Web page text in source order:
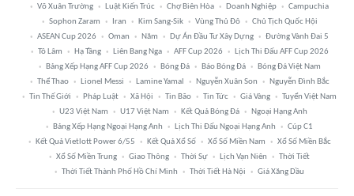
Võ Xuân Trường
Luật Kiến Trúc Chợ Biên Hòa Doanh Nghiệp
Campuchia
Sophon Zaram
Iran Kim Sang-Sik Vùng Thủ Đô
Chủ Tịch Quốc Hội
ASEAN Cup 2026
Oman Năm Dự Án Đầu Tư Xây Dựng
Đường Vành Đai 5
Tô Lâm
Hạ Tầng Liên Bang Nga AFF Cup 2026
Lịch Thi Đấu AFF Cup 2026
Bảng Xếp Hạng AFF Cup 2026
Bóng Đá Báo Bóng Đá
Bóng Đá Việt Nam
Thể Thao
Lionel Messi Lamine Yamal Nguyễn Xuân Son
Nguyễn Đình Bắc
Tin Thế Giới
Pháp Luật Xã Hội Tin Bão Tin Tức Giá Vàng
Tuyển Việt Nam
U23 Việt Nam
U17 Việt Nam Kết Quả Bóng Đá
Ngoại Hạng Anh
Bảng Xếp Hạng Ngoại Hạng Anh
Lịch Thi Đấu Ngoại Hạng Anh
Cúp C1
Kết Quả Vietlott Power 6/55
Kết Quả Xổ Số Xổ Số Miền Nam
Xổ Số Miền Bắc
Xổ Số Miền Trung
Giao Thông Thời Sự Lịch Vạn Niên
Thời Tiết
Thời Tiết Thành Phố Hồ Chí Minh
Thời Tiết Hà Nội Giá Xăng Dầu